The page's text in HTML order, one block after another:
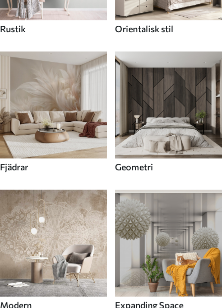
Rustik Orientalisk stil
Fjädrar Geometri
Modern Expanding Space